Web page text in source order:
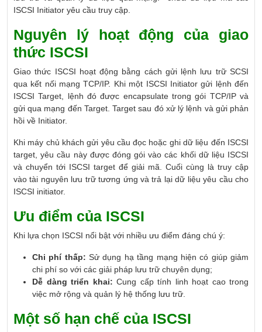
ISCSI Initiator yêu cầu truy cập.
Nguyên lý hoạt động của giao
thức ISCSI
Giao thức ISCSI hoạt động bằng cách gửi lệnh lưu trữ SCSI
qua kết nối mạng TCP/IP. Khi một ISCSI Initiator gửi lệnh đến
ISCSI Target, lệnh đó được encapsulate trong gói TCP/IP và
gửi qua mạng đến Target. Target sau đó xử lý lệnh và gửi phản
hồi về Initiator.
Khi máy chủ khách gửi yêu cầu đọc hoặc ghi dữ liệu đến ISCSI
target, yêu cầu này được đóng gói vào các khối dữ liệu ISCSI
và chuyển tới ISCSI target để giải mã. Cuối cùng là truy cập
vào tài nguyên lưu trữ tương ứng và trả lại dữ liệu yêu cầu cho
ISCSI initiator.
Ưu điểm của ISCSI
Khi lựa chọn ISCSI nổi bật với nhiều ưu điểm đáng chú ý:
Chi phí thấp: Sử dụng hạ tầng mạng hiện có giúp giảm
chi phí so với các giải pháp lưu trữ chuyên dụng;
Dễ dàng triển khai: Cung cấp tính linh hoạt cao trong
việc mở rộng và quản lý hệ thống lưu trữ.
Một số hạn chế của ISCSI